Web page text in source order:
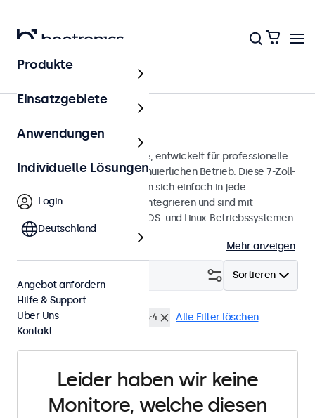
Touchscreens
7 Zoll Touchscreens
7-Zoll-Touchscreen-Monitore, entwickelt für professionelle
Anwendungen und den kontinuierlichen Betrieb. Diese 7-Zoll-
Touchscreen-Monitore lassen sich einfach in jede
Anwendung und Umgebung integrieren und sind mit
Windows-, macOS-, ChromeOS- und Linux-Betriebssystemen
kompatibel.
Mehr anzeigen
Sortieren
7 Zoll Touchscreens 4:3 / 5:4 Alle Filter löschen
Leider haben wir keine
Monitore, welche diesen
Produkte
Einsatzgebiete
Anwendungen
Individuelle Lösungen
Login
Deutschland
Angebot anfordern
Hilfe & Support
Über Uns
Kontakt